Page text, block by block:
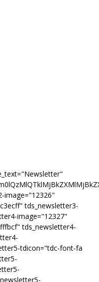
image="12326"
tds_newsletter3-
image="12327"
tds_newsletter4-
tdicon="tdc-font-fa